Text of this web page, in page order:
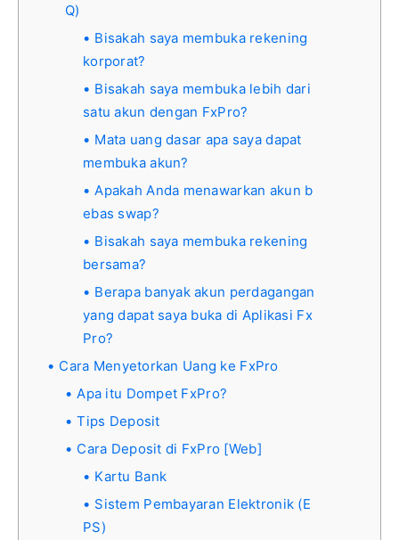
Q)
Bisakah saya membuka rekening
korporat?
Bisakah saya membuka lebih dari
satu akun dengan FxPro?
Mata uang dasar apa saya dapat
membuka akun?
Apakah Anda menawarkan akun b
ebas swap?
Bisakah saya membuka rekening
bersama?
Berapa banyak akun perdagangan
yang dapat saya buka di Aplikasi Fx
Pro?
Cara Menyetorkan Uang ke FxPro
Apa itu Dompet FxPro?
Tips Deposit
Cara Deposit di FxPro [Web]
Kartu Bank
Sistem Pembayaran Elektronik (E
PS)